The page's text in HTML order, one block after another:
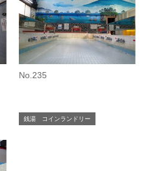
No.235
銭湯 コインランドリー